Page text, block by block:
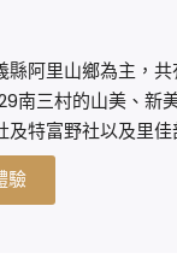
縣阿里山鄉為主，
南三村的山美、新
及特富野社以及里
驗